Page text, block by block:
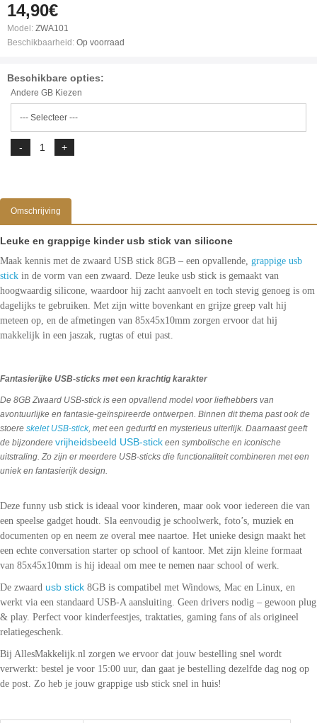
14,90€
Model: ZWA101
Beschikbaarheid: Op voorraad
Beschikbare opties:
Andere GB Kiezen
Omschrijving
Leuke en grappige kinder usb stick van silicone
Maak kennis met de zwaard USB stick 8GB – een opvallende, grappige usb
stick in de vorm van een zwaard. Deze leuke usb stick is gemaakt van
hoogwaardig silicone, waardoor hij zacht aanvoelt en toch stevig genoeg is om
dagelijks te gebruiken. Met zijn witte bovenkant en grijze greep valt hij
meteen op, en de afmetingen van 85x45x10mm zorgen ervoor dat hij
makkelijk in een jaszak, rugtas of etui past.
Fantasierijke USB-sticks met een krachtig karakter
De 8GB Zwaard USB-stick is een opvallend model voor liefhebbers van
avontuurlijke en fantasie-geïnspireerde ontwerpen. Binnen dit thema past ook de
stoere skelet USB-stick, met een gedurfd en mysterieus uiterlijk. Daarnaast geeft
de bijzondere vrijheidsbeeld USB-stick een symbolische en iconische
uitstraling. Zo zijn er meerdere USB-sticks die functionaliteit combineren met een
uniek en fantasierijk design.
Deze funny usb stick is ideaal voor kinderen, maar ook voor iedereen die van
een speelse gadget houdt. Sla eenvoudig je schoolwerk, foto’s, muziek en
documenten op en neem ze overal mee naartoe. Het unieke design maakt het
een echte conversation starter op school of kantoor. Met zijn kleine formaat
van 85x45x10mm is hij ideaal om mee te nemen naar school of werk.
De zwaard usb stick 8GB is compatibel met Windows, Mac en Linux, en
werkt via een standaard USB-A aansluiting. Geen drivers nodig – gewoon plug
& play. Perfect voor kinderfeestjes, traktaties, gaming fans of als origineel
relatiegeschenk.
Bij AllesMakkelijk.nl zorgen we ervoor dat jouw bestelling snel wordt
verwerkt: bestel je voor 15:00 uur, dan gaat je bestelling dezelfde dag nog op
de post. Zo heb je jouw grappige usb stick snel in huis!